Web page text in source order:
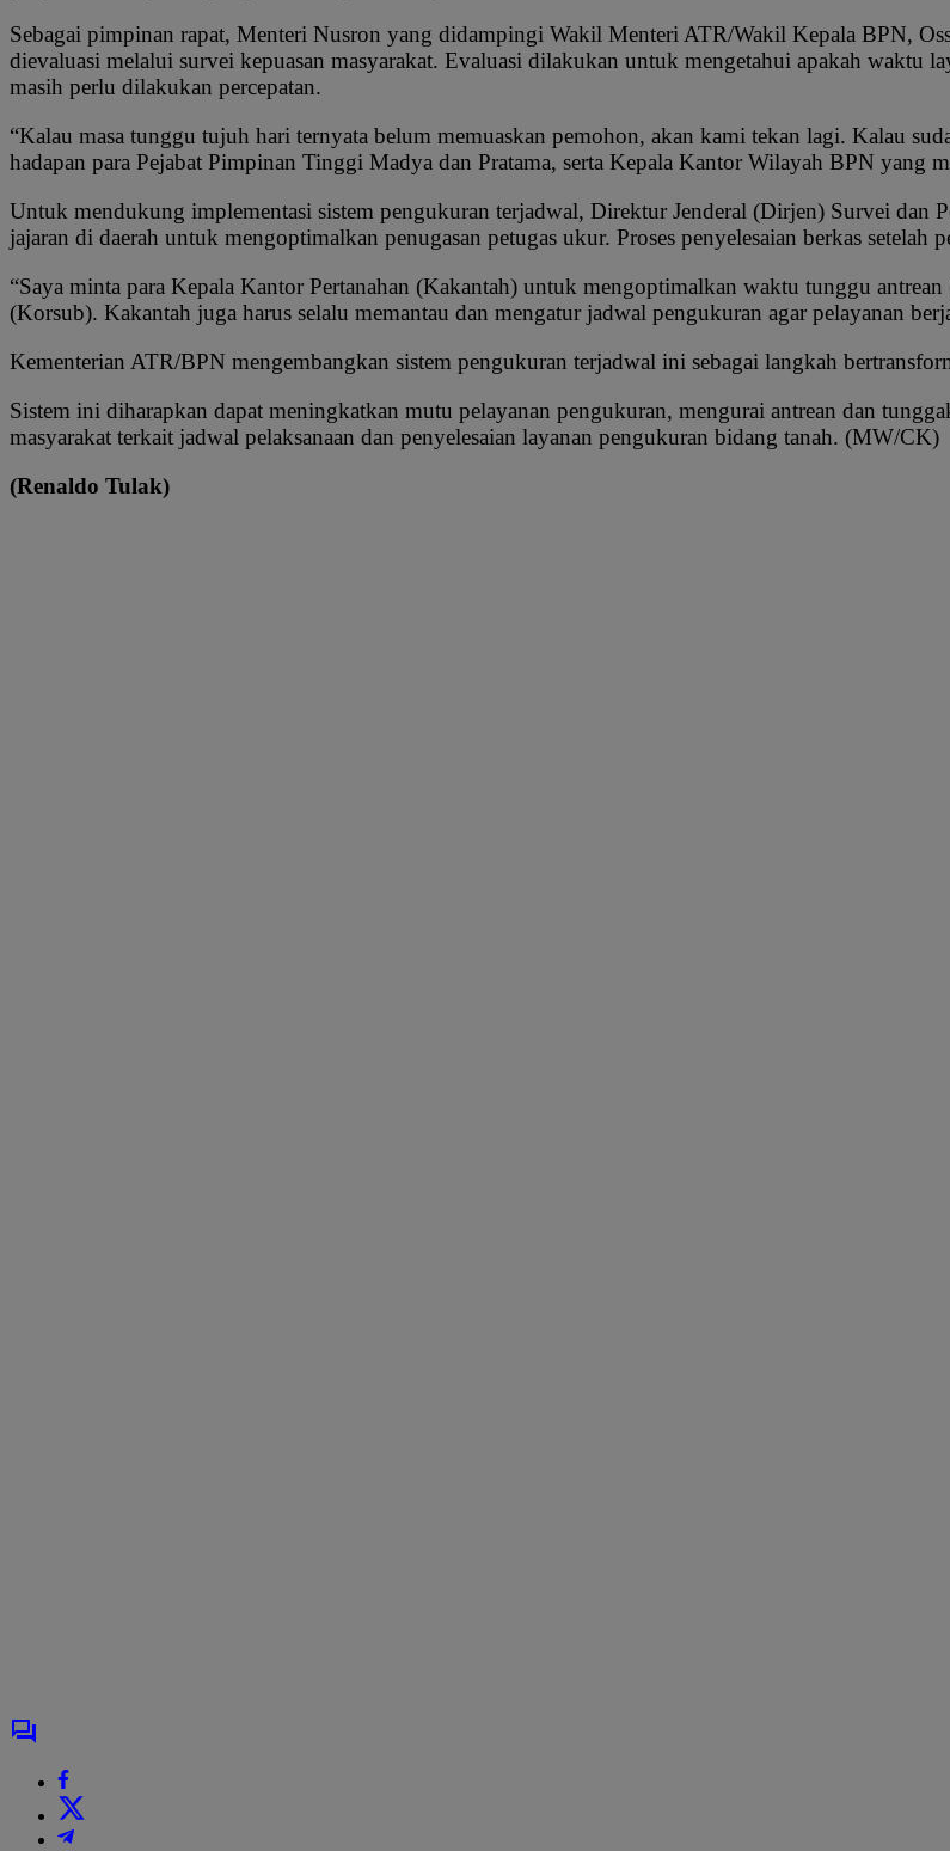
Sebagai pimpinan rapat, Menteri Nusron yang didampingi Wakil Menteri ATR/Wakil Kepala BPN,
dievaluasi melalui survei kepuasan masyarakat. Evaluasi dilakukan untuk mengetahui apakah waktu
masih perlu dilakukan percepatan.
“Kalau masa tunggu tujuh hari ternyata belum memuaskan pemohon, akan kami tekan lagi. Kalau
hadapan para Pejabat Pimpinan Tinggi Madya dan Pratama, serta Kepala Kantor Wilayah BPN yang
Untuk mendukung implementasi sistem pengukuran terjadwal, Direktur Jenderal (Dirjen) Survei dan
jajaran di daerah untuk mengoptimalkan penugasan petugas ukur. Proses penyelesaian berkas
“Saya minta para Kepala Kantor Pertanahan (Kakantah) untuk mengoptimalkan waktu tunggu
(Korsub). Kakantah juga harus selalu memantau dan mengatur jadwal pengukuran agar pelayanan
Kementerian ATR/BPN mengembangkan sistem pengukuran terjadwal ini sebagai langkah
Sistem ini diharapkan dapat meningkatkan mutu pelayanan pengukuran, mengurai antrean dan
masyarakat terkait jadwal pelaksanaan dan penyelesaian layanan pengukuran bidang tanah. (MW/CK)
(Renaldo Tulak)